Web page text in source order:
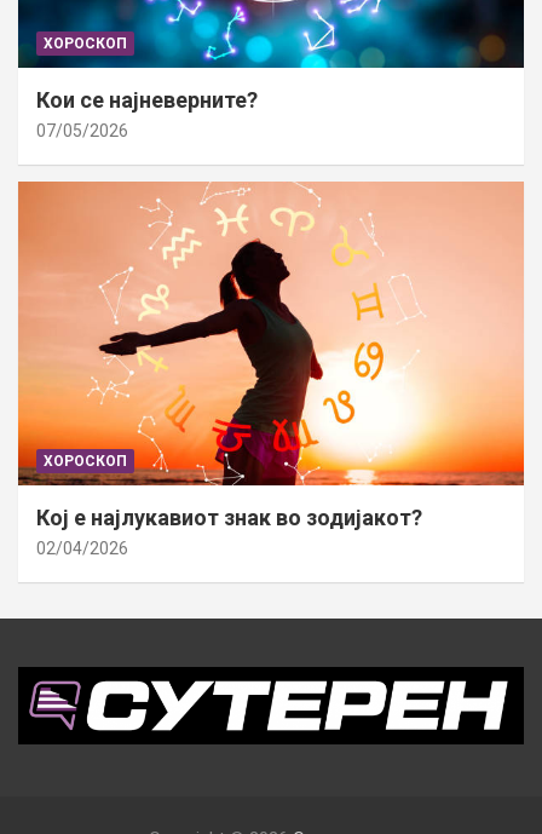
ХОРОСКОП
Кои се најневерните?
07/05/2026
ХОРОСКОП
Кој е најлукавиот знак во зодијакот?
02/04/2026